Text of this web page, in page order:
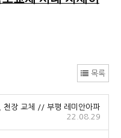
목록
천장 교체 // 부평 레미안아파
22.08.29